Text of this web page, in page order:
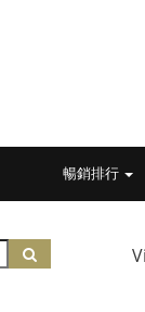
暢銷排行